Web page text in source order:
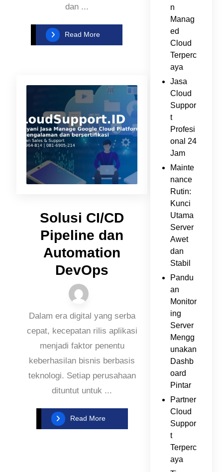
dan ...
Read More
Solusi CI/CD
Pipeline dan
Automation
DevOps
Dalam era digital yang serba
cepat, kecepatan rilis aplikasi
menjadi faktor penentu
keberhasilan bisnis berbasis
teknologi. Setiap perusahaan
dituntut untuk ...
Read More
n
Manag
ed
Cloud
Terperc
aya
Jasa
Cloud
Suppor
t
Profesi
onal 24
Jam
Mainte
nance
Rutin:
Kunci
Utama
Server
Awet
dan
Stabil
Pandu
an
Monitor
ing
Server
Mengg
unakan
Dashb
oard
Pintar
Partner
Cloud
Suppor
t
Terperc
aya